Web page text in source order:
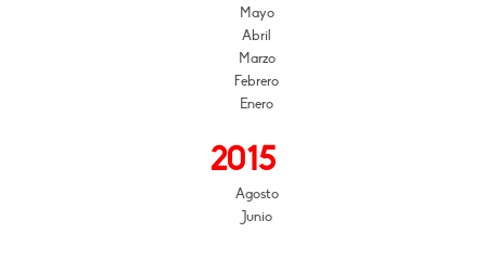
Mayo
Abril
Marzo
Febrero
Enero
2015
Agosto
Junio